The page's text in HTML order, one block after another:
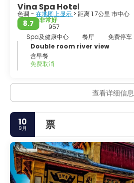
Vina Spa Hotel
色调 - 在地图上显示 > 距离 1.7公里 市中心
8.7
非常好
957
Spa及健康中心
餐厅
免费停车
Double room river view
含早餐
免费取消
查看详细信息
10
9月 票